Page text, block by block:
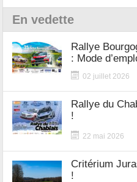
En vedette
Rallye
: Mode
02 juillet 2026
Rallye du
!
22 mai 2026
Critérium
!